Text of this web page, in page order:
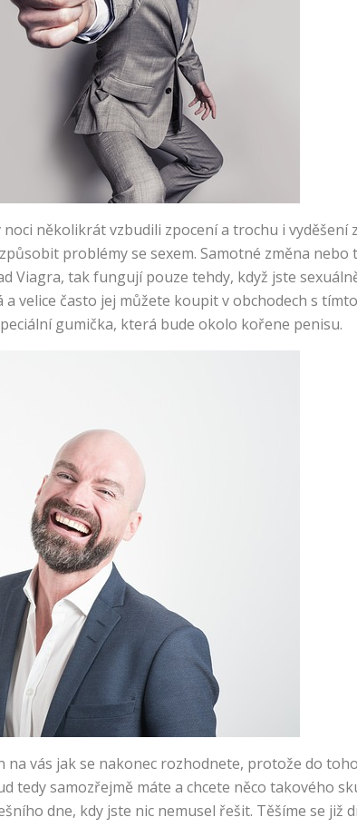
několikrát vzbudili zpocení a trochu i
problémy se sexem. Samotné změna
Viagra, tak fungují pouze tehdy, když jste
velice často jej můžete koupit v obchodech s
gumička, která bude okolo kořene penisu.
na vás jak se nakonec rozhodnete, protože do
tedy samozřejmě máte a chcete něco takového
dne, kdy jste nic nemusel řešit. Těšíme se již